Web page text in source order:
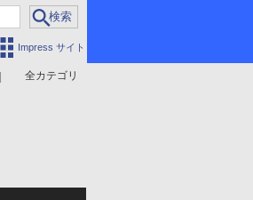
Impress サイト
全カテゴリ